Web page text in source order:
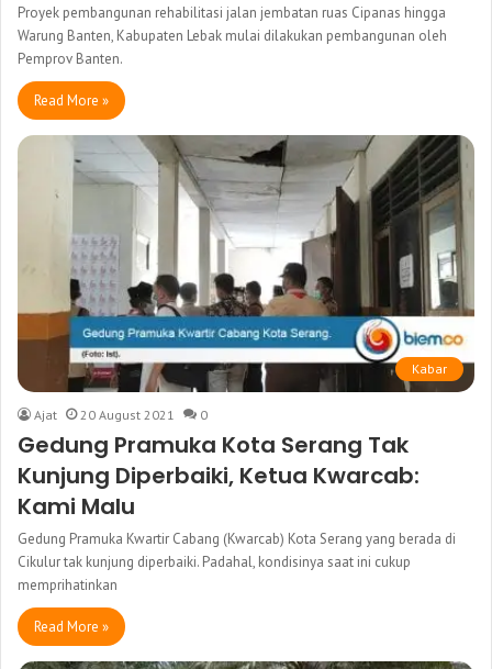
Proyek pembangunan rehabilitasi jalan jembatan ruas Cipanas hingga
Warung Banten, Kabupaten Lebak mulai dilakukan pembangunan oleh
Pemprov Banten.
Read More »
Kabar
Ajat 20 August 2021 0
Gedung Pramuka Kota Serang Tak
Kunjung Diperbaiki, Ketua Kwarcab:
Kami Malu
Gedung Pramuka Kwartir Cabang (Kwarcab) Kota Serang yang berada di
Cikulur tak kunjung diperbaiki. Padahal, kondisinya saat ini cukup
memprihatinkan
Read More »